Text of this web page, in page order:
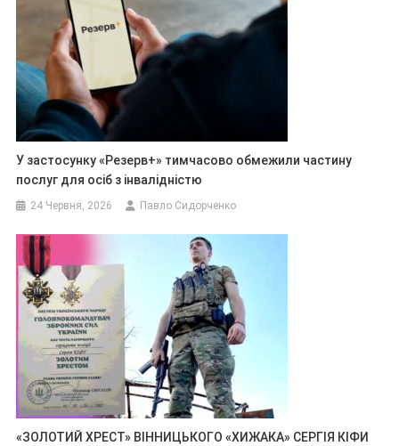
У застосунку «Резерв+» тимчасово обмежили частину
послуг для осіб з інвалідністю
24 Червня, 2026 Павло Сидорченко
«ЗОЛОТИЙ ХРЕСТ» ВІННИЦЬКОГО «ХИЖАКА» СЕРГІЯ КІФИ